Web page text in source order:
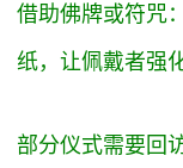
借助佛牌或符咒
纸，让佩戴者强
部分仪式需要回